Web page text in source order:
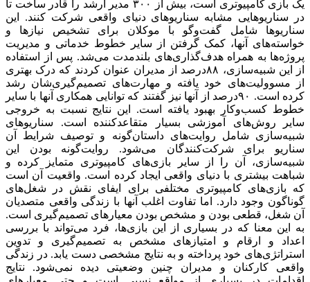
یک بازی کامپیوتری است، بیش از ۳۰۰ مدیر ارشد را قادر ساخت تا
در سناریوهایی مشابه سناریوهای دنیای واقعی شرکت کنند. این
سناریوها شامل گفت‌‌‌وگو با موکلان برای تشخیص نیازها و
خواسته‌‌‌های آنها، کمک گرفتن از سایر خطوط خدماتی و مدیریت
پروژه‌‌‌ها به همراه هدف‌‌‌گذاری‌‌‌های بلندمدت می‌‌‌شد. پس از استفاده
از این شبیه‌‌‌سازی، ۸۸‌‌‌درصد از مدیران عنوان کردند که درک بهتری
از مسوولیت‌‌‌های خود یافته و مهارت‌‌‌های تصمیم‌‌‌گیری‌‌‌شان رشد
کرده است. ۹۰‌‌‌درصد از آنها نیز گفتند که توانایی همکاری آنها با سایر
خطوط کسب‌و‌کار بهبود یافته است. این نتایج نسبت به خروجی
سایر روش‌‌‌های آموزشی بسیار متقاعدکننده است. سناریوهای
شبیه‌‌‌سازی شامل روایت‌‌‌های داستان‌‌‌گونه و توصیف شرایط آن
سناریو برای شرکت‌‌‌کنندگان می‌شود. روایت‌‌‌گونه بودن این
شبیه‌‌‌سازی، آن را از سایر بازی‌‌‌های کامپیوتری متمایز کرده و
شباهت بیشتری با دنیای واقعی ایجاد کرده است. واقعیت آن است
که بازی‌‌‌های کامپیوتری مختلفی برای ایفای نقش در شغل‌‌‌های
گوناگون وجود دارد. اما تفاوت اغلب آنها با زندگی واقعی متصدیان
آن شغل، قطعی بودن و مشخص بودن معیارهای تصمیم‌‌‌گیری است.
به این معنا که در بسیاری از این بازی‌‌‌ها، فرد می‌‌‌تواند با بررسی
اعداد و ارقام و امتیازهای مشخص به تصمیم‌‌‌گیری و تدوین
استراتژی‌‌‌های خود پرداخته و به نتایج مشخصی دست یابد. در زندگی
واقعی کارکنان و مدیران چنین وضعیتی دیده نمی‌شود. نتایج